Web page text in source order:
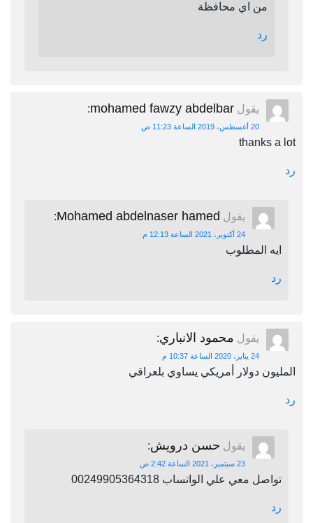
من اي محافظة
رد
يقول mohamed fawzy abdelbar
:
20 أغسطس، 2019 الساعة 11:23 ص
thanks a lot
رد
يقول Mohamed abdelnaser hamed
:
24 أكتوبر، 2021 الساعة 12:13 م
ايه المطلوب
رد
يقول محمود الانباري:
24 يناير، 2020 الساعة 10:37 م
المليون دولار أمريكي يساوي بلعراقي
رد
يقول حسن درويش:
23 سبتمبر، 2021 الساعة 2:42 ص
تواصل معي علي الواتساب 00249905364318
رد